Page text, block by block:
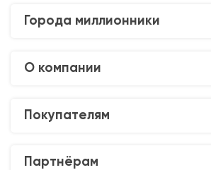
Города миллионники
О компании
Покупателям
Партнёрам